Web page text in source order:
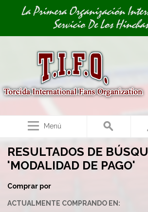
Image 01La Primera Organización
Servicio De Los Hinchas
Menú
RESULTADOS DE
'MODALIDAD DE PAGO'
Comprar por
ACTUALMENTE COMPRANDO EN: